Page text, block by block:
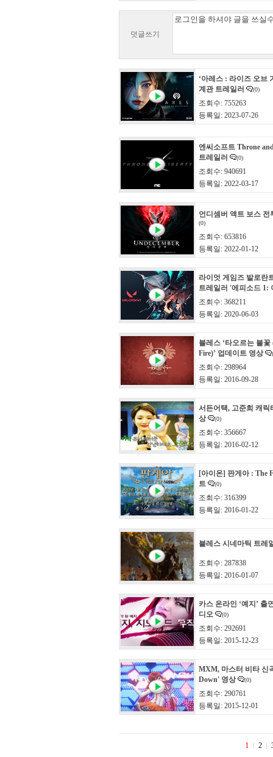
덧글쓰기
‘아레스 : 라이즈 오브
계관 트레일러
(0)
조회수: 755263
등록일: 2023-07-26
엔씨소프트 Throne
트레일러
(0)
조회수: 940691
등록일: 2022-03-17
언디셈버 액트 보스 전
(0)
조회수: 653816
등록일: 2022-01-12
라이엇 게임즈 발로란
트레일러 '에피소드 1:
조회수: 368211
등록일: 2020-06-03
블레스 ‘타오르는 불꽃
Fire)’ 업데이트 영상
조회수: 298964
등록일: 2016-09-28
서든어택, 고준희 캐릭
상
(0)
조회수: 356667
등록일: 2016-02-12
[아이온] 판게아 : The
트
(0)
조회수: 316399
등록일: 2016-01-22
블레스 시네마틱 트레
조회수: 287838
등록일: 2016-01-07
카스 온라인 ‘예지’ 출
디오
(0)
조회수: 292691
등록일: 2015-12-23
MXM, 마스터 비타 신
Down' 영상
(0)
조회수: 290761
등록일: 2015-12-01
1 2